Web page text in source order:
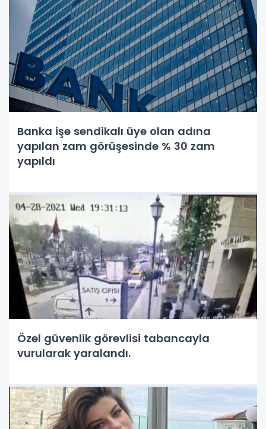
Banka işe sendikalı üye olan adına
yapılan zam görüşesinde % 30 zam
yapıldı
Özel güvenlik görevlisi tabancayla
vurularak yaralandı.